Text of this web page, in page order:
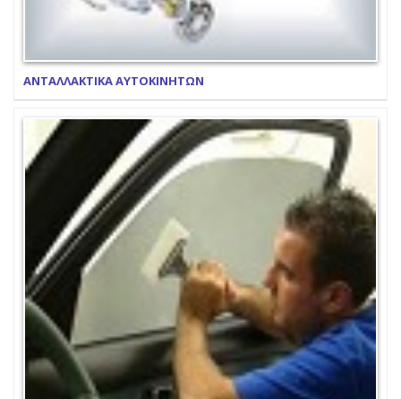
ΑΝΤΑΛΛΑΚΤΙΚΑ ΑΥΤΟΚΙΝΗΤΩΝ